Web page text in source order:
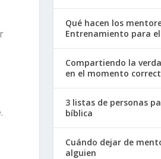
Qué hacen los
Entrenamiento para
Compartiendo la
en el momento
3 listas de personas
bíblica
Cuándo dejar de
alguien